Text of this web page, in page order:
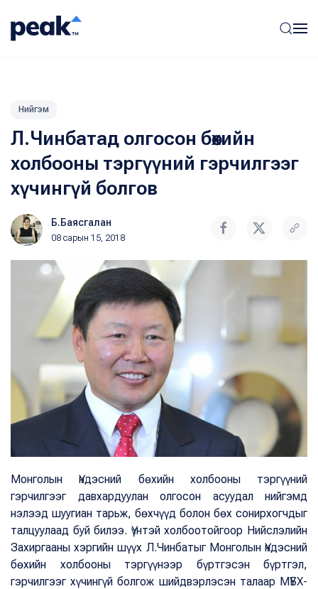
Нийгэм
Л.Чинбатад олгосон бөхийн
холбооны тэргүүний гэрчилгээг
хүчингүй болгов
Б.Баясгалан
08 сарын 15, 2018
Монголын Үндэсний бөхийн холбооны тэргүүний
гэрчилгээг давхардуулан олгосон асуудал нийгэмд
нэлээд шуугиан тарьж, бөхчүүд болон бөх сонирхогчдыг
талцуулаад буй билээ. Үүнтэй холбоотойгоор Нийслэлийн
Захиргааны хэргийн шүүх Л.Чинбатыг Монголын Үндэсний
бөхийн холбооны тэргүүнээр бүртгэсэн бүртгэл,
гэрчилгээг хүчингүй болгож шийдвэрлэсэн талаар МҮБХ-